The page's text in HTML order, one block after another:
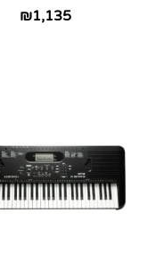
₪1,135